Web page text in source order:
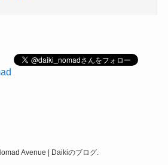
Avenue | Daikiのブログ.